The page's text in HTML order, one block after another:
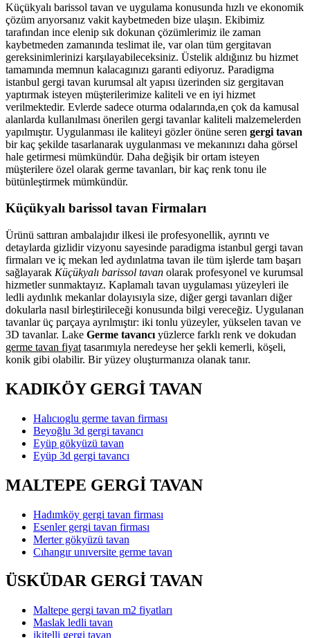
Küçükyalı barissol tavan ve uygulama konusunda hızlı ve ekonomik
çözüm arıyorsanız vakit kaybetmeden bize ulaşın. Ekibimiz
tarafından ince elenip sık dokunan çözümlerimiz ile zaman
kaybetmeden zamanında teslimat ile, var olan tüm gergitavan
gereksinimlerinizi karşılayabileceksiniz. Üstelik aldığınız bu hizmet
tamamında memnun kalacagınızı garanti ediyoruz. Paradigma
istanbul gergi tavan kurumsal alt yapısı üzerinden siz gergitavan
yaptırmak isteyen müşterilerimize kaliteli ve en iyi hizmet
verilmektedir. Evlerde sadece oturma odalarında,en çok da kamusal
alanlarda kullanılması önerilen gergi tavanlar kaliteli malzemelerden
yapılmıştır. Uygulanması ile kaliteyi gözler önüne seren gergi tavan
bir kaç şekilde tasarlanarak uygulanması ve mekanınızı daha görsel
hale getirmesi mümkündür. Daha değişik bir ortam isteyen
müşterilere özel olarak germe tavanları, bir kaç renk tonu ile
bütünleştirmek mümkündür.
Küçükyalı barissol tavan Firmaları
Ürünü sattıran ambalajıdır ilkesi ile profesyonellik, ayrıntı ve
detaylarda gizlidir vizyonu sayesinde paradigma istanbul gergi tavan
firmaları ve iç mekan led aydınlatma tavan ile tüm işlerde tam başarı
sağlayarak Küçükyalı barissol tavan olarak profesyonel ve kurumsal
hizmetler sunmaktayız. Kaplamalı tavan uygulaması yüzeyleri ile
ledli aydınlık mekanlar dolayısıyla size, diğer gergi tavanları diğer
dokularla nasıl birleştirileceği konusunda bilgi vereceğiz. Uygulanan
tavanlar üç parçaya ayrılmıştır: iki tonlu yüzeyler, yükselen tavan ve
3D tavanlar. Lake Germe tavancı yüzlerce farklı renk ve dokudan
germe tavan fiyat tasarımıyla neredeyse her şekli kemerli, köşeli,
konik gibi olabilir. Bir yüzey oluşturmanıza olanak tanır.
KADIKÖY GERGİ TAVAN
Halıcıoglu germe tavan firması
Beyoğlu 3d gergi tavancı
Eyüp gökyüzü tavan
Eyüp 3d gergi tavancı
MALTEPE GERGİ TAVAN
Hadımköy gergi tavan firması
Esenler gergi tavan firması
Merter gökyüzü tavan
Cıhangır unıversite germe tavan
ÜSKÜDAR GERGİ TAVAN
Maltepe gergi tavan m2 fiyatları
Maslak ledli tavan
ikitelli gergi tavan